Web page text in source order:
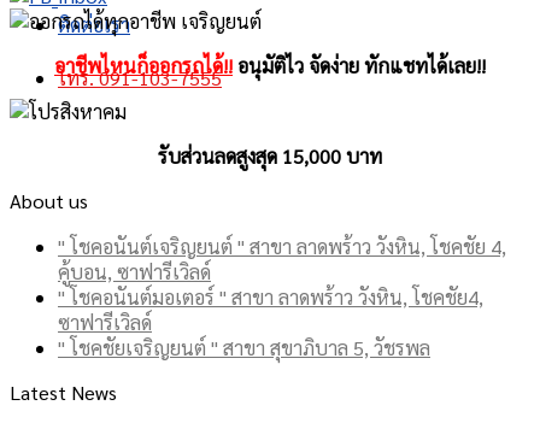
ติดต่อเรา
โทร. 091-103-7555
อาชีพไหนก็ออกรถได้!! อนุมัติไว จัดง่าย ทักแชทได้เลย!!
รับส่วนลดสูงสุด 15,000 บาท
About us
" โชคอนันต์เจริญยนต์ " สาขา ลาดพร้าว วังหิน, โชคชัย 4,
คู้บอน, ซาฟารีเวิลด์
" โชคอนันต์มอเตอร์ " สาขา ลาดพร้าว วังหิน, โชคชัย4,
ซาฟารีเวิลด์
" โชคชัยเจริญยนต์ " สาขา สุขาภิบาล 5, วัชรพล
Latest News